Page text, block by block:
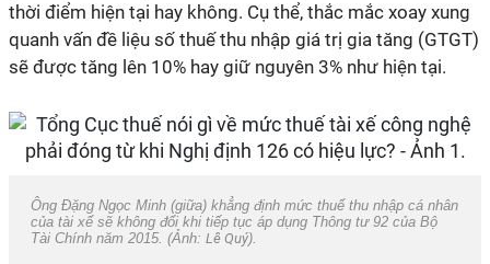
thời điểm hiện tại hay không. Cụ thể, thắc mắc xoay xung
quanh vấn đề liệu số thuế thu nhập giá trị gia tăng (GTGT)
sẽ được tăng lên 10% hay giữ nguyên 3% như hiện tại.
Ông Đặng Ngọc Minh (giữa) khẳng định mức thuế thu nhập cá nhân
của tài xế sẽ không đổi khi tiếp tục áp dụng Thông tư 92 của Bộ
Tài Chính năm 2015. (Ảnh: Lê Quý).